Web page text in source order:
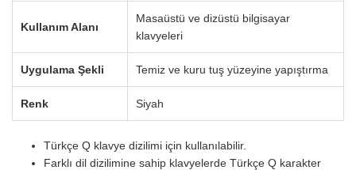
Kullanım Alanı
Masaüstü ve dizüstü bilgisayar
klavyeleri
Uygulama Şekli Temiz ve kuru tuş yüzeyine yapıştırma
Renk Siyah
Türkçe Q klavye dizilimi için kullanılabilir.
Farklı dil dizilimine sahip klavyelerde Türkçe Q karakter